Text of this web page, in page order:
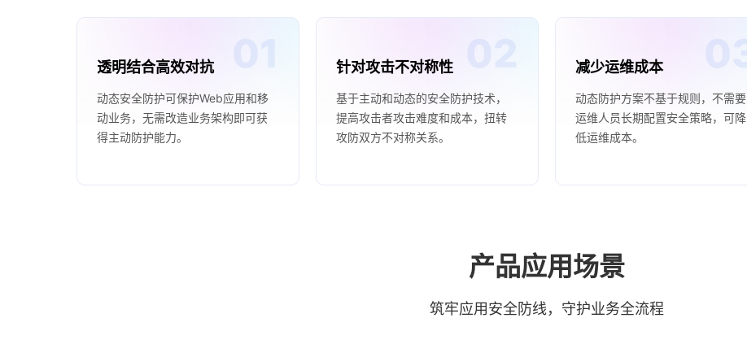
透明结合高效对抗
动态安全防护可保护Web应用和移
动业务，无需改造业务架构即可获
得主动防护能力。
针对攻击不对称性
基于主动和动态的安全防护技术，
提高攻击者攻击难度和成本，扭转
攻防双方不对称关系。
减少运维成本
动态防护方案不基于规则，不需要
运维人员长期配置安全策略，可降
低运维成本。
产品应用场景
筑牢应用安全防线，守护业务全流程